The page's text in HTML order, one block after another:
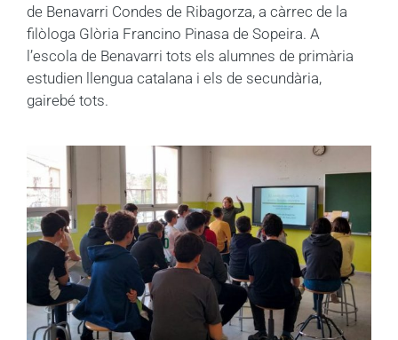
de Benavarri Condes de Ribagorza, a càrrec de la
filòloga Glòria Francino Pinasa de Sopeira. A
l’escola de Benavarri tots els alumnes de primària
estudien llengua catalana i els de secundària,
gairebé tots.